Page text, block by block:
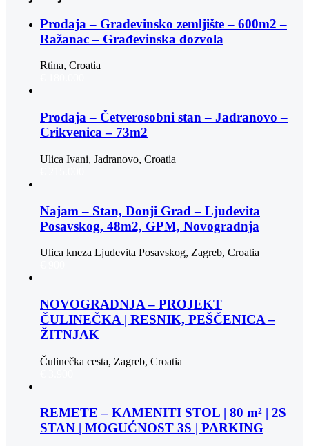
Prodaja – Građevinsko zemljište – 600m2 –
Ražanac – Građevinska dozvola
Rtina, Croatia
Prodaja – Četverosobni stan – Jadranovo –
Crikvenica – 73m2
Ulica Ivani, Jadranovo, Croatia
Najam – Stan, Donji Grad – Ljudevita
Posavskog, 48m2, GPM, Novogradnja
Ulica kneza Ljudevita Posavskog, Zagreb, Croatia
NOVOGRADNJA – PROJEKT
ČULINEČKA | RESNIK, PEŠČENICA –
ŽITNJAK
Čulinečka cesta, Zagreb, Croatia
REMETE – KAMENITI STOL | 80 m² | 2S
STAN | MOGUĆNOST 3S | PARKING